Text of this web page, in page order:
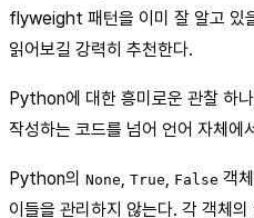
flyweight 패턴을 이미 잘 알고 있
읽어보길 강력히 추천한다.
Python에 대한 흥미로운 관찰 하
작성하는 코드를 넘어 언어 자체에
Python의 None, True, False 객
이들을 관리하지 않는다. 각 객체